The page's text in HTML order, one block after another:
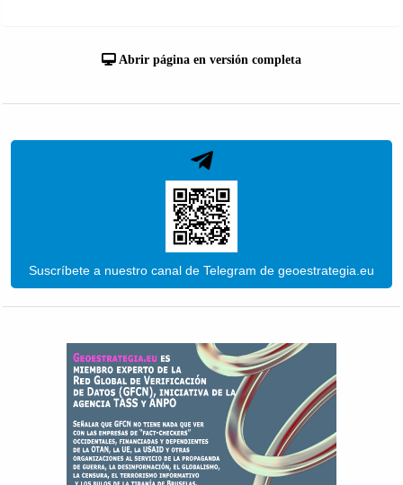
Abrir página en versión completa
Suscríbete a nuestro canal de Telegram de geoestrategia.eu